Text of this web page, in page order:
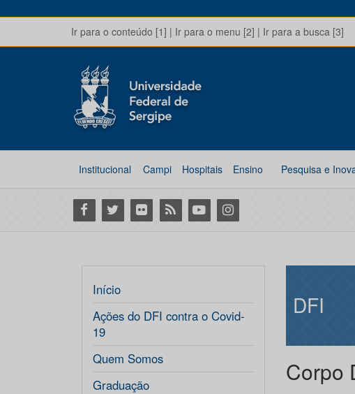
Ir para o conteúdo [1] | Ir para o menu [2] | Ir para a busca [3]
Institucional Campi Hospitais Ensino Pesquisa e
Facebook
Twitter Flickr RSS YoutubeInstagram
Início
Ações do DFI contra o Covid-
19
Quem Somos
Graduação
DFI
Corpo